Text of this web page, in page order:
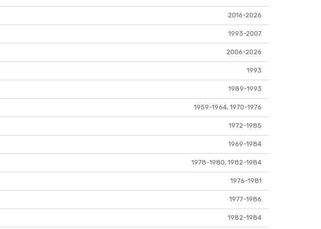
2016-2026
1993-2007
2006-2026
1993
1989-1993
1959-1964, 1970-1976
1972-1985
1969-1984
1978-1980, 1982-1984
1976-1981
1977-1986
1982-1984